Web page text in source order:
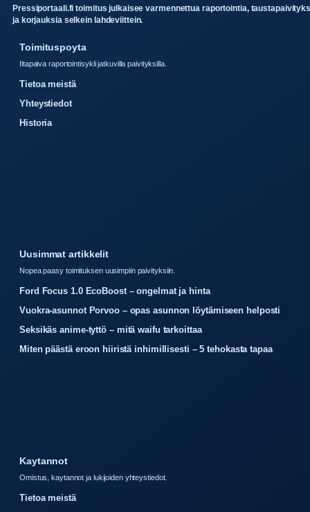
Pressiportaali.fi toimitus julkaisee varmennettua raportointia,
ja korjauksia selkein lahdeviittein.
Toimituspoyta
Iltapaiva raportointisykli jatkuvilla paivityksilla.
Tietoa meistä
Yhteystiedot
Historia
Uusimmat artikkelit
Nopea paasy toimituksen uusimpiin paivityksiin.
Ford Focus 1.0 EcoBoost – ongelmat ja hinta
Vuokra-asunnot Porvoo – opas asunnon löytämiseen helposti
Seksikäs anime-tyttö – mitä waifu tarkoittaa
Miten päästä eroon hiiristä inhimillisesti – 5 tehokasta tapaa
Kaytannot
Omistus, kaytannot ja lukijoiden yhteystiedot.
Tietoa meistä